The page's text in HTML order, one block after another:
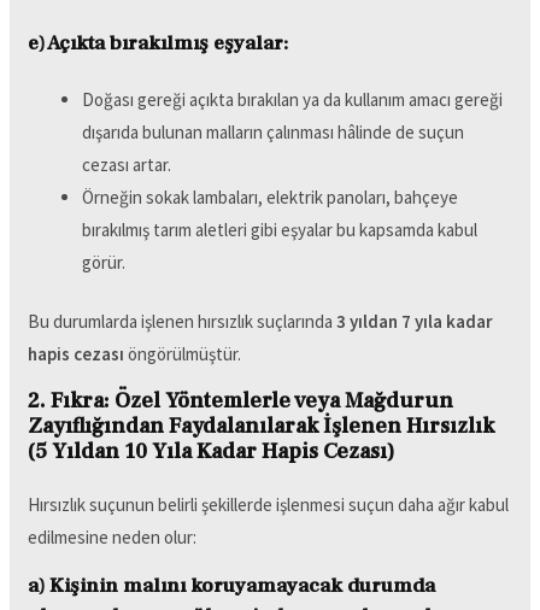
e) Açıkta bırakılmış eşyalar:
Doğası gereği açıkta bırakılan ya da kullanım amacı gereği
dışarıda bulunan malların çalınması hâlinde de suçun
cezası artar.
Örneğin sokak lambaları, elektrik panoları, bahçeye
bırakılmış tarım aletleri gibi eşyalar bu kapsamda kabul
görür.
Bu durumlarda işlenen hırsızlık suçlarında3 yıldan 7 yıla kadar
hapis cezası öngörülmüştür.
2. Fıkra: Özel Yöntemlerle veya Mağdurun
Zayıflığından Faydalanılarak İşlenen Hırsızlık
(5 Yıldan 10 Yıla Kadar Hapis Cezası)
Hırsızlık suçunun belirli şekillerde işlenmesi suçun daha ağır kabul
edilmesine neden olur:
a) Kişinin malını koruyamayacak durumda